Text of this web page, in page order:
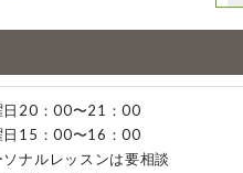
日20：00〜21：00
日15：00〜16：00
ソナルレッスンは要相談